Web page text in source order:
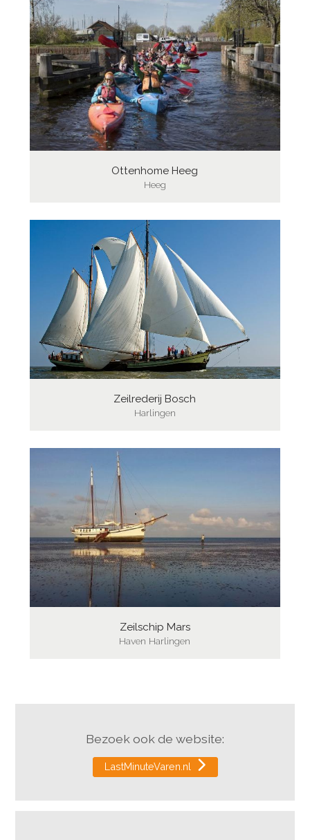
Ottenhome Heeg
Heeg
Zeilrederij Bosch
Harlingen
Zeilschip Mars
Haven Harlingen
Bezoek ook de website:
LastMinuteVaren.nl